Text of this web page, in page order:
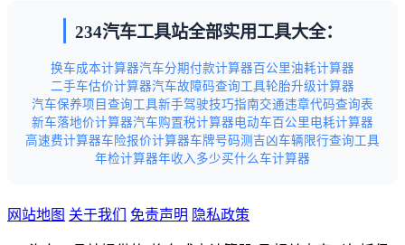
234汽车工具站全部实用工具大全：
换车成本计算器汽车分期付款计算器百公里油耗计算器
二手车估价计算器汽车故障码查询工具轮胎升级计算器
汽车保养项目查询工具新手驾驶技巧指南交通违章代码查询表
新车落地价计算器汽车购置税计算器电动车百公里电耗计算器
高速费计算器车险报价计算器车牌号码测吉凶车辆限行查询工具
年检计算器年收入多少买什么车计算器
网站地图 关于我们 免责声明 隐私政策